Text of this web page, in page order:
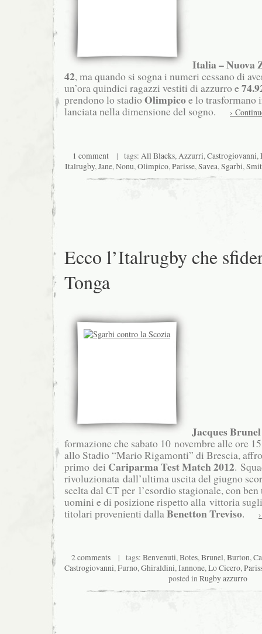
Italia – Nuova
42, ma quando si sogna i numeri cessano di
un’ora quindici ragazzi vestiti di azzurro e
prendono lo stadio Olimpicoe lo trasformano
lanciata nella dimensione del sogno.
›
1 comment | tags: All Blacks,Azzurri,Castrogiovanni,
Italrugby,Jane,Nonu,Olimpico,Parisse,Savea,Sgarbi,
Ecco l’Italrugby che
Tonga
Jacques Brunel
formazione che sabato 10 novembre alle ore
allo Stadio “Mario Rigamonti” di Brescia,
primo dei Cariparma Test Match 2012.
rivoluzionata dall’ultima uscita del giugno
scelta dal CT per l’esordio stagionale, con
uomini e di posizione rispetto alla vittoria
titolari provenienti dalla Benetton Treviso.
2 comments| tags: Benvenuti,Botes,Brunel,Burton,
Castrogiovanni,Furno,Ghiraldini,Iannone,Lo Cicero,
posted inRugby azzurro